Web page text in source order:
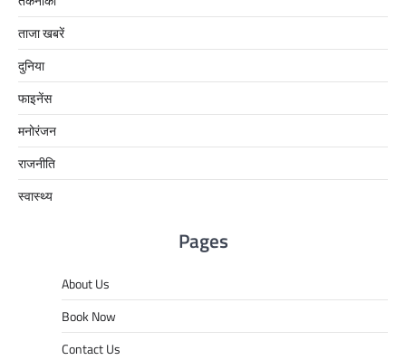
ताजा खबरें
दुनिया
फाइनेंस
मनोरंजन
राजनीति
स्वास्थ्य
Pages
About Us
Book Now
Contact Us